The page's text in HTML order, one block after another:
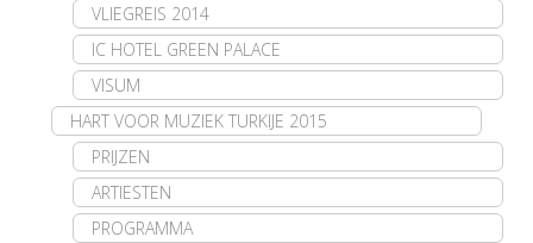
VLIEGREIS 2014
IC HOTEL GREEN PALACE
VISUM
HART VOOR MUZIEK TURKIJE 2015
PRIJZEN
ARTIESTEN
PROGRAMMA